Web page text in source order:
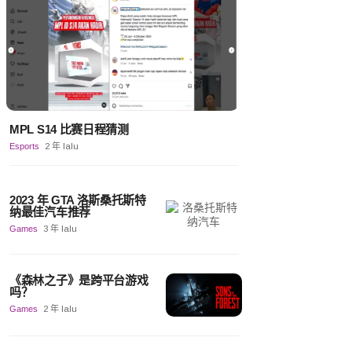
MPL S14 比赛日程猜测
Esports 2 年 lalu
2023 年 GTA 洛斯桑托斯特
纳最佳汽车推荐
Games 3 年 lalu
《森林之子》是跨平台游戏
吗？
Games 2 年 lalu